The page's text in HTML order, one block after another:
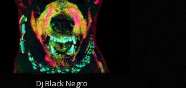
Dj Black Negro